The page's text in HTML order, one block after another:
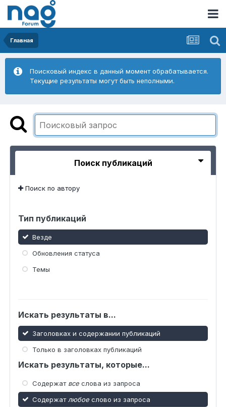
Главная
Поисковый индекс в данный момент обрабатывается.
Текущие результаты могут быть неполными.
Поиск публикаций
Поиск по автору
Тип публикаций
Везде
Обновления статуса
Темы
Искать результаты в...
Заголовках и содержании публикаций
Только в заголовках публикаций
Искать результаты, которые...
Содержат все слова из запроса
Содержат любое слово из запроса